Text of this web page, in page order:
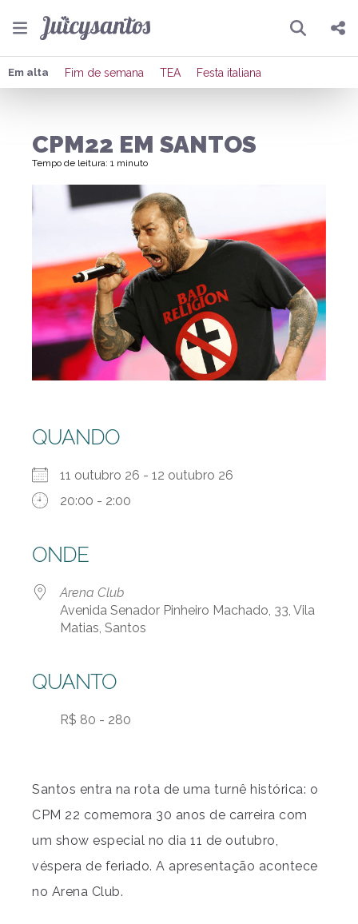
Pesquisar
Compartilhar
Enviar por Whatsapp
Publicar no X
Em alta Fim de semana TEA Festa italiana
CPM22 EM SANTOS
Tempo de leitura: 1 minuto
QUANDO
11 outubro 26 - 12 outubro 26
20:00 - 2:00
ONDE
Arena Club
Avenida Senador Pinheiro Machado, 33, Vila
Matias, Santos
QUANTO
R$ 80 - 280
Santos entra na rota de uma turnê histórica: o
CPM 22 comemora 30 anos de carreira com
um show especial no dia 11 de outubro,
véspera de feriado. A apresentação acontece
no Arena Club.